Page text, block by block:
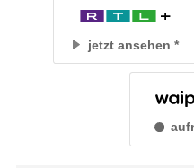
jetzt ansehen